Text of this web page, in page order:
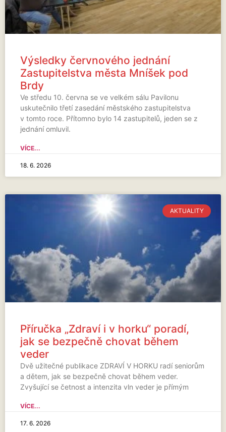
Výsledky červnového jednání
Zastupitelstva města Mníšek pod
Brdy
Ve středu 10. června se ve velkém sálu Pavilonu
uskutečnilo třetí zasedání městského zastupitelstva
v tomto roce. Přítomno bylo 14 zastupitelů, jeden se z
jednání omluvil.
VÍCE...
18. 6. 2026
AKTUALITY
Příručka „Zdraví i v horku“ poradí,
jak se bezpečně chovat během
veder
Dvě užitečné publikace ZDRAVÍ V HORKU radí seniorům
a dětem, jak se bezpečně chovat během veder.
Zvyšující se četnost a intenzita vln veder je přímým
VÍCE...
17. 6. 2026